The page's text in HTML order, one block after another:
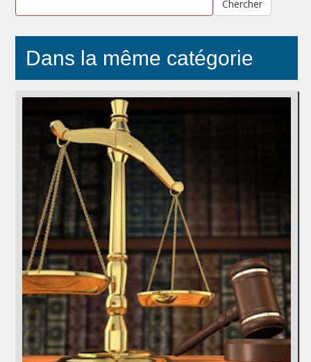
Chercher
Dans la même catégorie